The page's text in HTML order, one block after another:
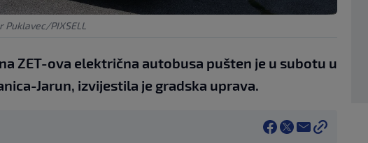
Puklavec/PIXSELL
ZET-ova električna autobusa pušten je u subotu u
Jarun, izvijestila je gradska uprava.